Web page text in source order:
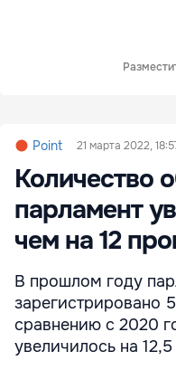
Point 21 марта 2022,
Количество
парламент
чем на 12
В прошлом году
зарегистрировано
сравнению с 2020
увеличилось на